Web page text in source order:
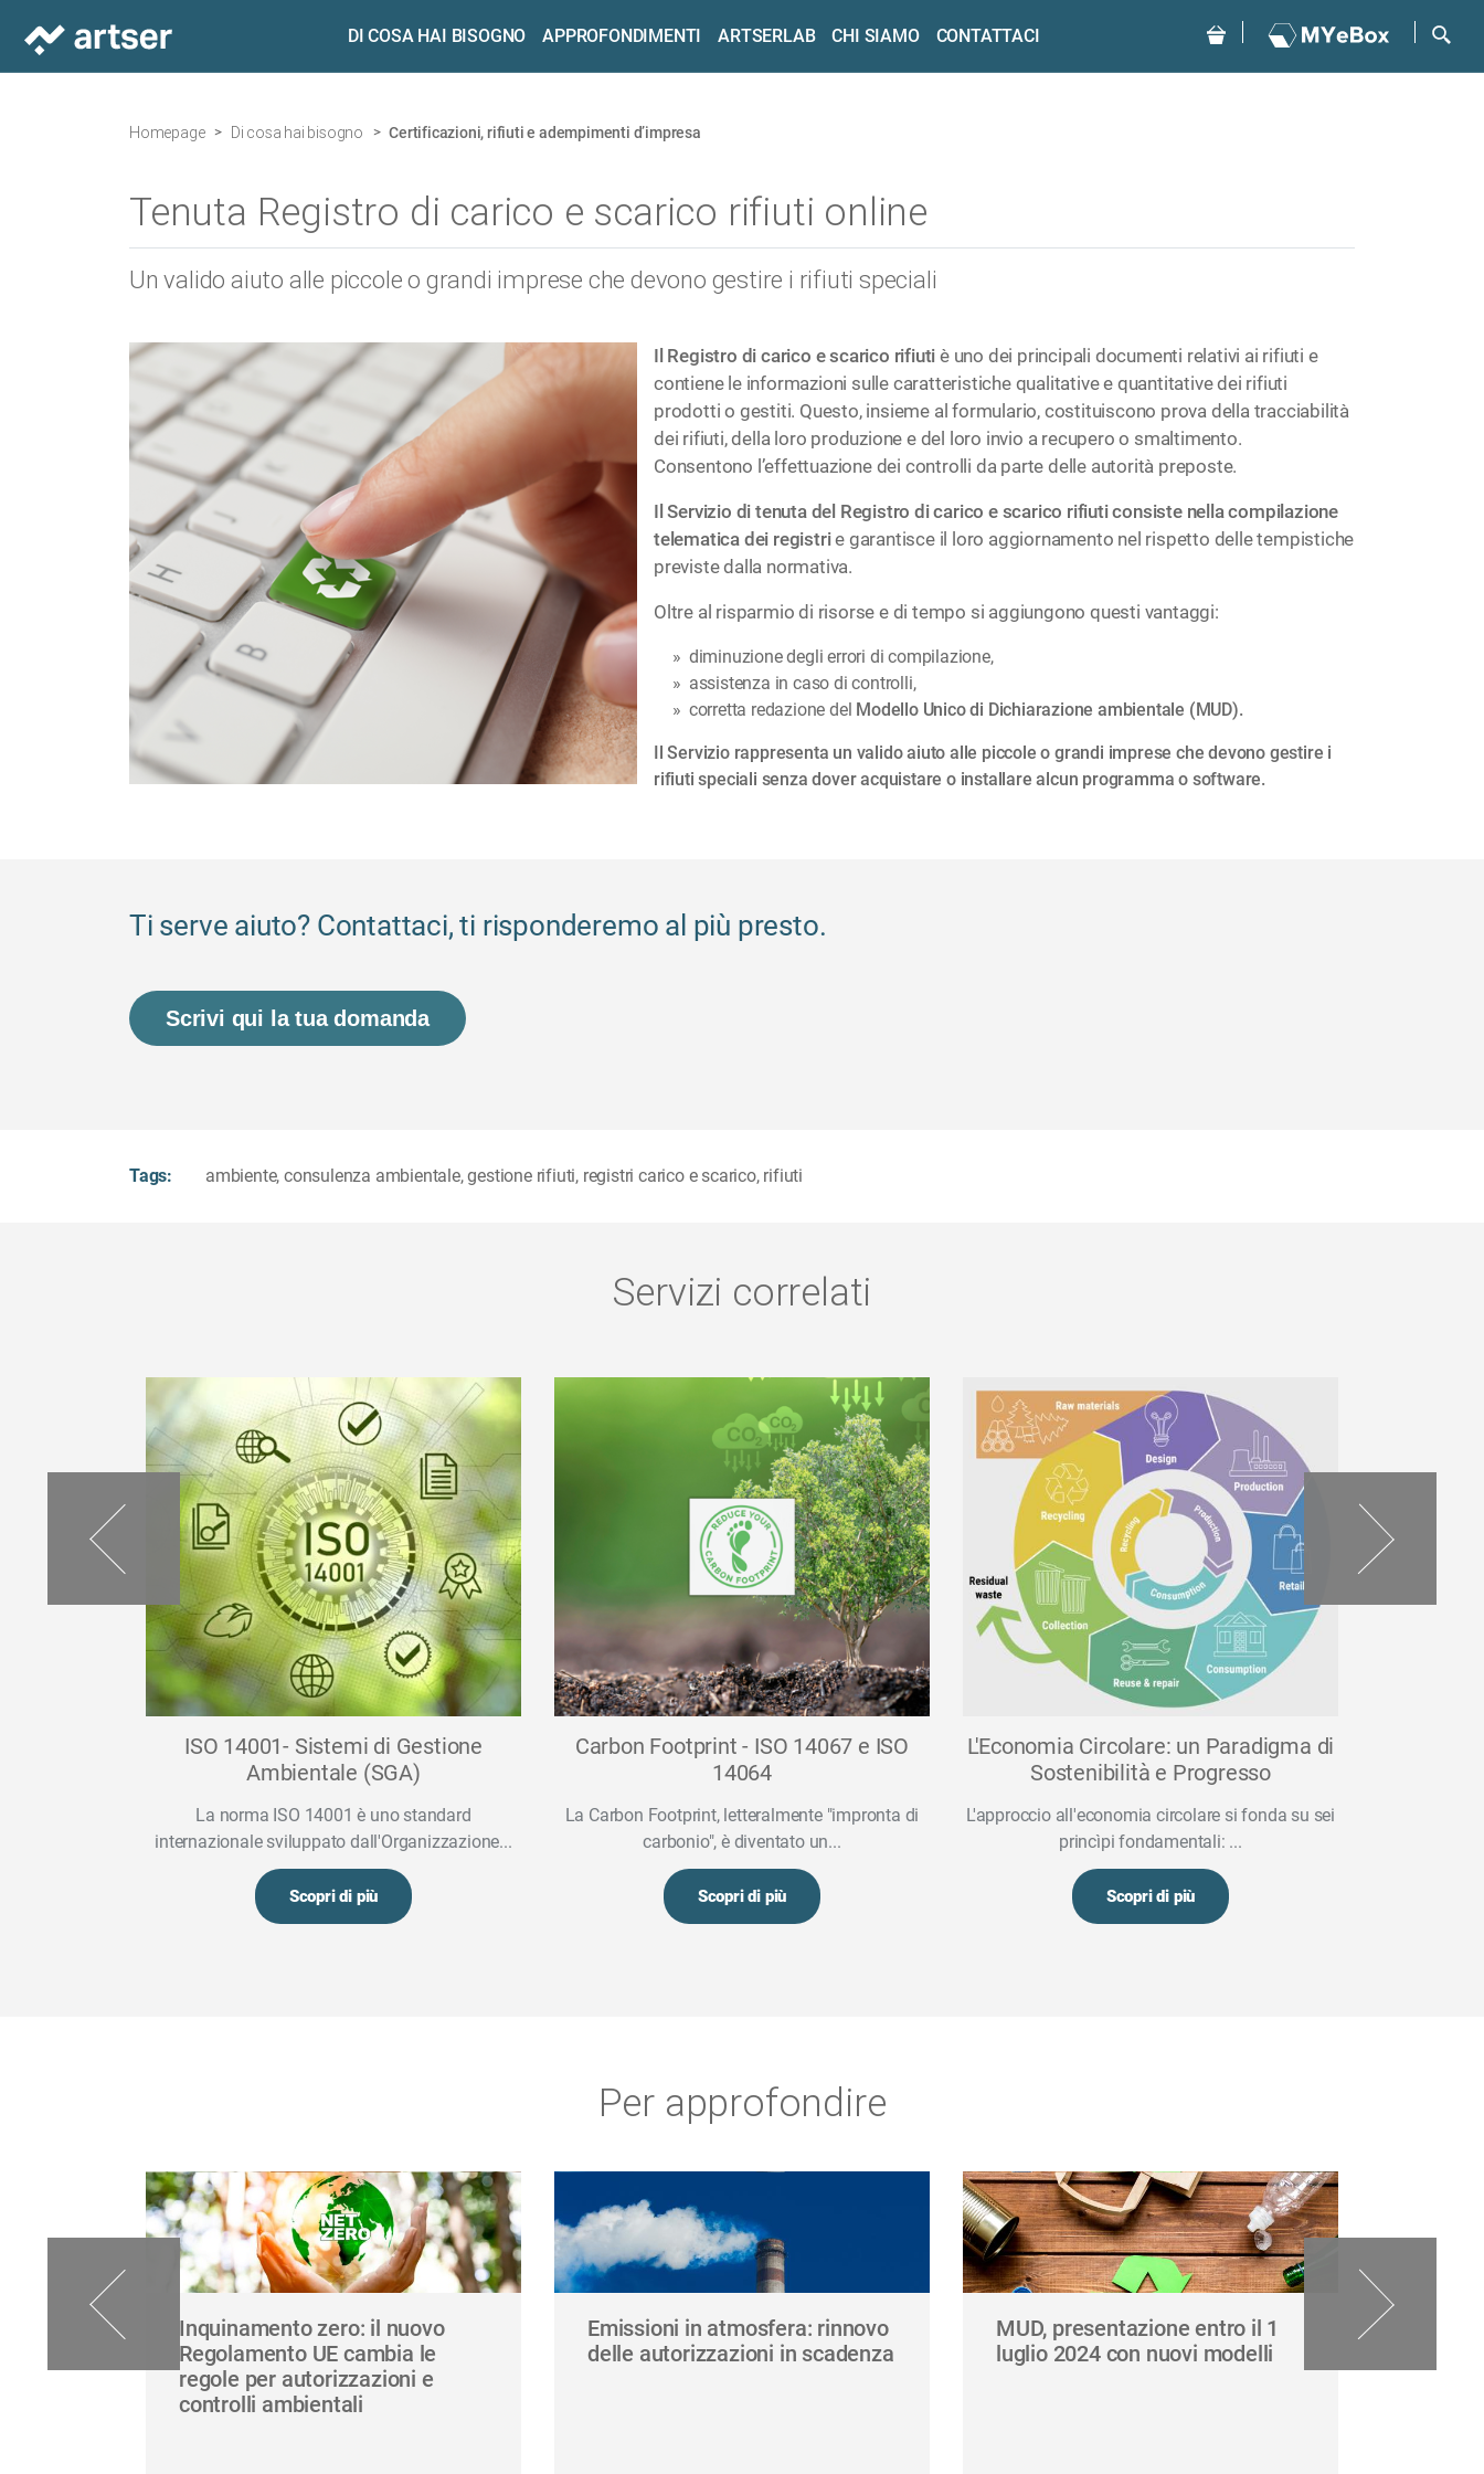
DI COSA HAI BISOGNO APPROFONDIMENTI ARTSERLAB CHI SIAMO CONTATTACI
Homepage Di cosa hai bisogno Certificazioni, rifiuti e adempimenti d’impresa
Tenuta Registro di carico e scarico rifiuti online
Un valido aiuto alle piccole o grandi imprese che devono gestire i rifiuti speciali
Il Registro di carico e scarico rifiuti è uno dei principali documenti relativi ai rifiuti e
contiene le informazioni sulle caratteristiche qualitative e quantitative dei rifiuti
prodotti o gestiti. Questo, insieme al formulario, costituiscono prova della tracciabilità
dei rifiuti, della loro produzione e del loro invio a recupero o smaltimento.
Consentono l’effettuazione dei controlli da parte delle autorità preposte.
Il Servizio di tenuta del Registro di carico e scarico rifiuti consiste nella compilazione
telematica dei registrie garantisce il loro aggiornamento nel rispetto delle tempistiche
previste dalla normativa.
Oltre al risparmio di risorse e di tempo si aggiungono questi vantaggi:
diminuzione degli errori di compilazione,
assistenza in caso di controlli,
corretta redazione del Modello Unico di Dichiarazione ambientale (MUD).
Il Servizio rappresenta un valido aiuto alle piccole o grandi imprese che devono gestire i
rifiuti speciali senza dover acquistare o installare alcun programma o software.
Ti serve aiuto? Contattaci, ti risponderemo al più presto.
Scrivi qui la tua domanda
Tags: ambiente,consulenza ambientale,gestione rifiuti, registri carico e scarico, rifiuti
Servizi correlati
ISO 14001- Sistemi di Gestione
Ambientale (SGA)
La norma ISO 14001 è uno standard
internazionale sviluppato dall'Organizzazione...
Scopri di più
Carbon Footprint - ISO 14067 e ISO
14064
La Carbon Footprint, letteralmente "impronta di
carbonio", è diventato un...
Scopri di più
L'Economia Circolare: un Paradigma di
Sostenibilità e Progresso
L'approccio all'economia circolare si fonda su sei
princìpi fondamentali: ...
Scopri di più
Per approfondire
Inquinamento zero: il nuovo
Regolamento UE cambia le
regole per autorizzazioni e
controlli ambientali
Emissioni in atmosfera: rinnovo
delle autorizzazioni in scadenza
MUD, presentazione entro il 1
luglio 2024 con nuovi modelli
obbligo